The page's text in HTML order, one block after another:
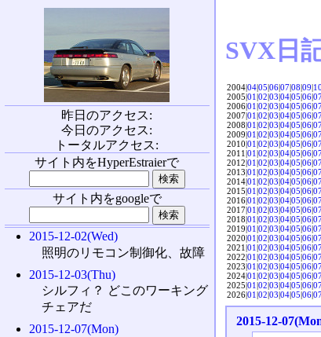
SVX日
2004|04|05|06|07|08|09|10
2005|01|02|03|04|05|06|
2006|01|02|03|04|05|06|
2007|01|02|03|04|05|06|
2008|01|02|03|04|05|06|
2009|01|02|03|04|05|06|
2010|01|02|03|04|05|06|
2011|01|02|03|04|05|06|
2012|01|02|03|04|05|06|
2013|01|02|03|04|05|06|
2014|01|02|03|04|05|06|
2015|01|02|03|04|05|06|
2016|01|02|03|04|05|06|
2017|01|02|03|04|05|06|
2018|01|02|03|04|05|06|
2019|01|02|03|04|05|06|
2020|01|02|03|04|05|06|
2021|01|02|03|04|05|06|
2022|01|02|03|04|05|06|
2023|01|02|03|04|05|06|
2024|01|02|03|04|05|06|
2025|01|02|03|04|05|06|
2026|01|02|03|04|05|06|
2015-12-
昨日のアクセス:
今日のアクセス:
トータルアクセス:
サイト内をHyperEstraierで
サイト内をgoogleで
2015-12-02(Wed)
照明のリモコン制御化、故障
2015-12-03(Thu)
シルフィ？ どこのワーキング
チェアだ
2015-12-07(Mon)